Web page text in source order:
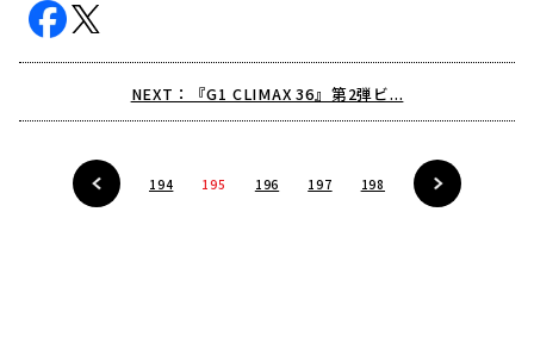
NEXT：『G1 CLIMAX 36』第2弾ビ...
194 195 196 197 198